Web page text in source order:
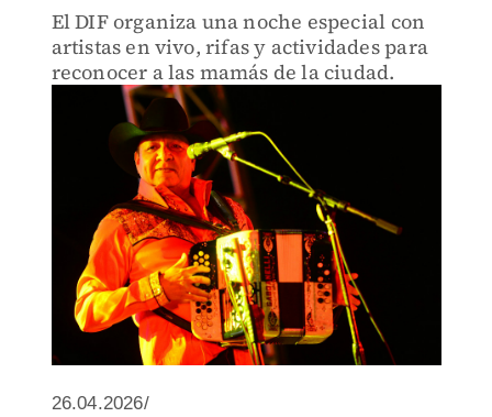
El DIF organiza una noche especial con
artistas en vivo, rifas y actividades para
reconocer a las mamás de la ciudad.
26.04.2026/